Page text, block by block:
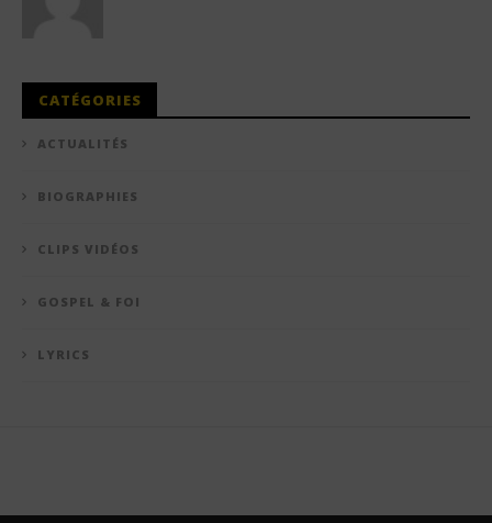
CATÉGORIES
ACTUALITÉS
BIOGRAPHIES
CLIPS VIDÉOS
GOSPEL & FOI
LYRICS